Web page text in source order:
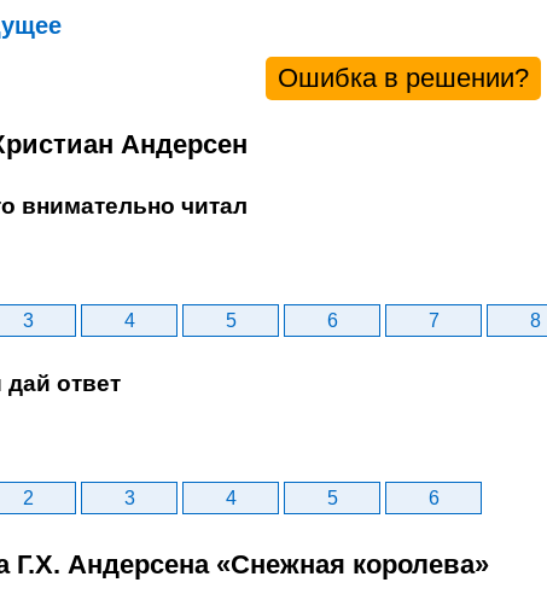
Ошибка в решении?
Андерсен
внимательно читал
3 4 5 6 7 8
ответ
2 3 4 5 6
Г.Х. Андерсена «Снежная королева»